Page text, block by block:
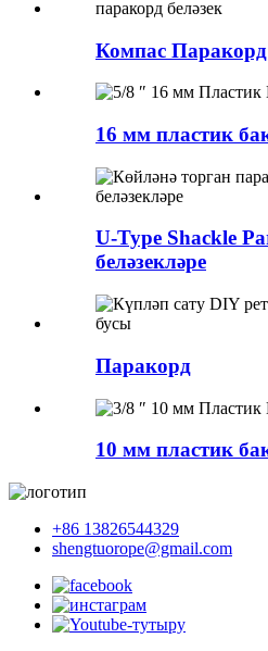
Компас Паракорд
16 мм пластик
U-Type Shackle
беләзекләре
Паракорд
10 мм пластик
+86 13826544329
shengtuorope@gmail.com